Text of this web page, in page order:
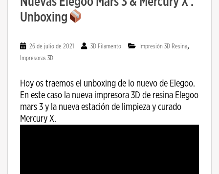
Unboxing
26 de julio de 2021 3D Filamento Impresión 3D Resina,
Impresoras 3D
Hoy os traemos el unboxing de lo nuevo de Elegoo.
En este caso la nueva impresora 3D de resina Elegoo
mars 3 y la nueva estación de limpieza y curado
Mercury X.